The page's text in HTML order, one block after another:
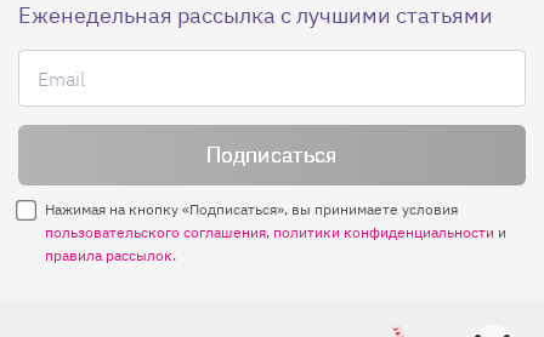
Еженедельная рассылка с лучшими статьями
Нажимая на кнопку «Подписаться», вы принимаете условия
пользовательского соглашения, политики конфиденциальности и
правила рассылок.